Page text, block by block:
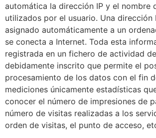
automática la dirección IP y el nombre
utilizados por el usuario. Una dirección
asignado automáticamente a un
se conecta a Internet. Toda esta
registrada en un fichero de actividad
debidamente inscrito que permite el
procesamiento de los datos con el fin
mediciones únicamente estadísticas
conocer el número de impresiones de
número de visitas realizadas a los
orden de visitas, el punto de acceso,